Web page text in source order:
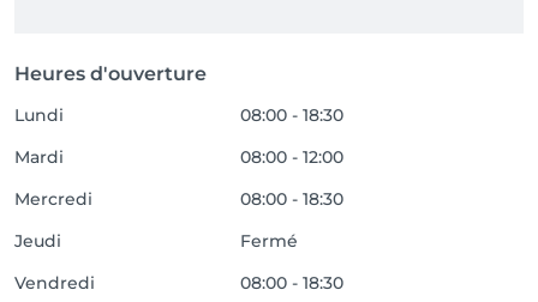
Heures d'ouverture
Lundi
08:00 - 18:30
Mardi
08:00 - 12:00
Mercredi
08:00 - 18:30
Jeudi
Fermé
Vendredi
08:00 - 18:30